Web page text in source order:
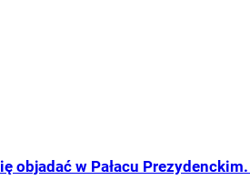
objadać w Pałacu